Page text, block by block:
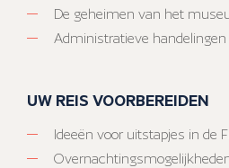
De geheimen van het
Administratieve handelingen
UW REIS VOORBEREIDEN
Ideeën voor uitstapjes in de